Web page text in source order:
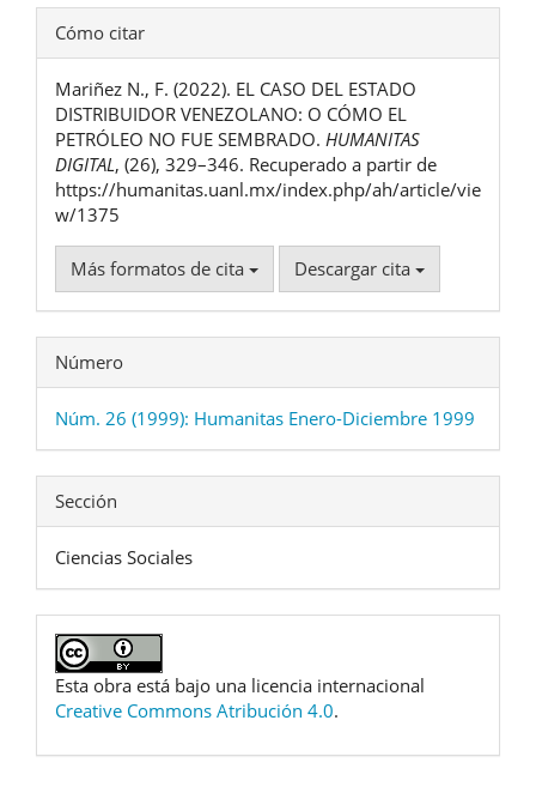
Detalles
del
artículo
Cómo citar
Mariñez N., F. (2022). EL CASO DEL ESTADO
DISTRIBUIDOR VENEZOLANO: O CÓMO EL
PETRÓLEO NO FUE SEMBRADO. HUMANITAS
DIGITAL, (26), 329–346. Recuperado a partir de
https://humanitas.uanl.mx/index.php/ah/article/vie
w/1375
Más formatos de cita Descargar cita
Número
Núm. 26 (1999): Humanitas Enero-Diciembre 1999
Sección
Ciencias Sociales
Esta obra está bajo una licencia internacional
Creative Commons Atribución 4.0.